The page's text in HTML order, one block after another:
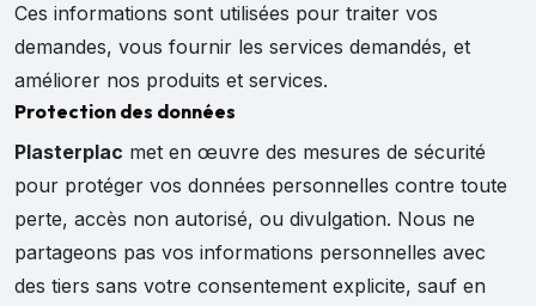
Ces informations sont utilisées pour traiter vos
demandes, vous fournir les services demandés, et
améliorer nos produits et services.
Protection des données
Plasterplac met en œuvre des mesures de sécurité
pour protéger vos données personnelles contre toute
perte, accès non autorisé, ou divulgation. Nous ne
partageons pas vos informations personnelles avec
des tiers sans votre consentement explicite, sauf en